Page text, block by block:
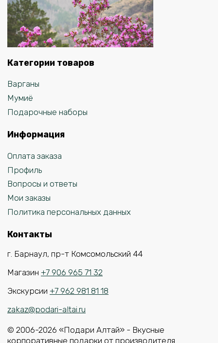
Категории товаров
Варганы
Мумиё
Подарочные наборы
Информация
Оплата заказа
Профиль
Вопросы и ответы
Мои заказы
Политика персональных данных
Контакты
г. Барнаул, пр-т Комсомольский 44
Магазин +7 906 965 71 32
Экскурсии +7 962 981 81 18
zakaz@podari-altai.ru
© 2006-2026 «Подари Алтай» - Вкусные
корпоративные подарки от производителя